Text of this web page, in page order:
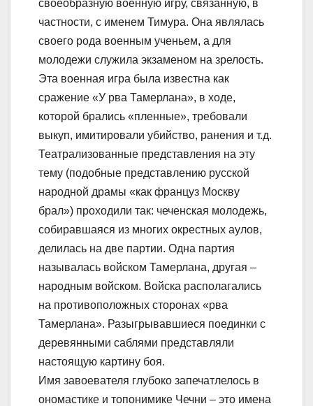
своеобразную военную игру, связанную, в
частности, с именем Тимура. Она являлась
своего рода военным ученьем, а для
молодежи служила экзаменом на зрелость.
Эта военная игра была известна как
сражение «У рва Тамерлана», в ходе,
которой брались «пленные», требовали
выкуп, имитировали убийство, ранения и т.д.
Театрализованные представления на эту
тему (подобные представлению русской
народной драмы «как француз Москву
брал») проходили так: чеченская молодежь,
собиравшаяся из многих окрестных аулов,
делилась на две партии. Одна партия
называлась войском Тамерлана, другая –
народным войском. Войска располагались
на противоположных сторонах «рва
Тамерлана». Разыгрывавшиеся поединки с
деревянными саблями представляли
настоящую картину боя.
Имя завоевателя глубоко запечатлелось в
ономастике и топонимике Чечни – это имена